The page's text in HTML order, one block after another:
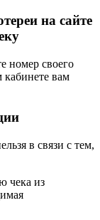
на сайте
номер своего
вам
в связи с тем,
чека из